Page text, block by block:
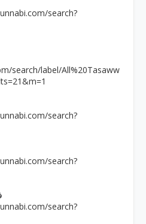
search?
search/label/All%20Tasaww
search?
search?
search?